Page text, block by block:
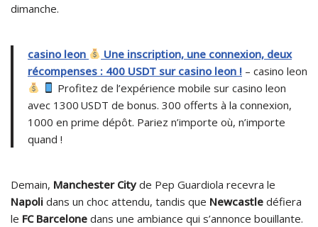
dimanche.
casino leon
Une inscription, une connexion, deux
récompenses : 400 USDT sur casino leon ! – casino leon
Profitez de l’expérience mobile sur casino leon
avec 1300 USDT de bonus. 300 offerts à la connexion,
1000 en prime dépôt. Pariez n’importe où, n’importe
quand !
Demain, Manchester Cityde Pep Guardiola recevra le
Napoli dans un choc attendu, tandis que Newcastle défiera
le FC Barcelone dans une ambiance qui s’annonce bouillante.